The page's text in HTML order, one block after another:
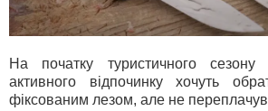
На початку туристичного сезону
активного відпочинку хочуть
фіксованим лезом, але не